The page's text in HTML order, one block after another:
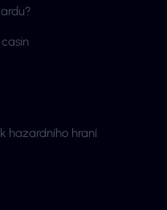
hazardního hraní